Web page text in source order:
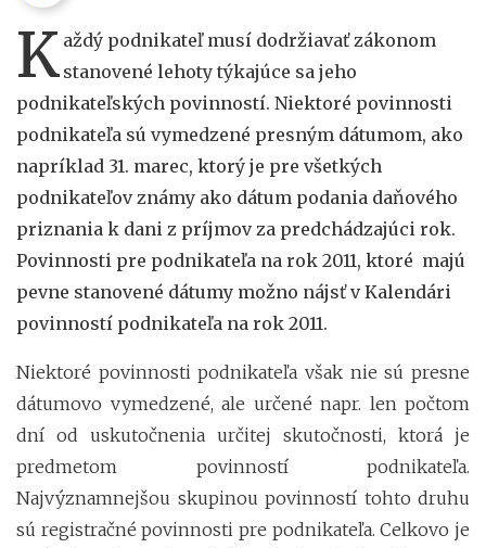
K aždý podnikateľ musí dodržiavať zákonom
stanovené lehoty týkajúce sa jeho
podnikateľských povinností. Niektoré povinnosti
podnikateľa sú vymedzené presným dátumom, ako
napríklad 31. marec, ktorý je pre všetkých
podnikateľov známy ako dátum podania daňového
priznania k dani z príjmov za predchádzajúci rok.
Povinnosti pre podnikateľa na rok 2011, ktoré majú
pevne stanovené dátumy možno nájsť v Kalendári
povinností podnikateľa na rok 2011.
Niektoré povinnosti podnikateľa však nie sú presne
dátumovo vymedzené, ale určené napr. len počtom
dní od uskutočnenia určitej skutočnosti, ktorá je
predmetom povinností podnikateľa.
Najvýznamnejšou skupinou povinností tohto druhu
sú registračné povinnosti pre podnikateľa. Celkovo je